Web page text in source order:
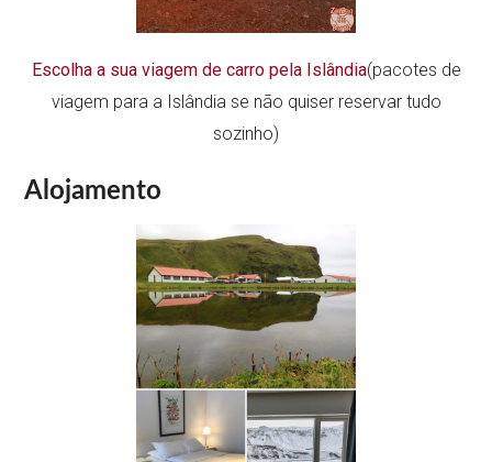
Escolha a sua viagem de carro pela Islândia(pacotes de
viagem para a Islândia se não quiser reservar tudo
sozinho)
Alojamento